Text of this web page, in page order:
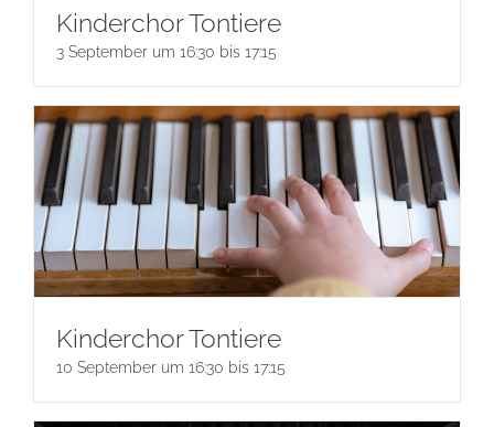
Kinderchor Tontiere
3 September um 16:30 bis 17:15
Kinderchor Tontiere
10 September um 16:30 bis 17:15